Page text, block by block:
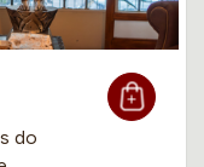
do